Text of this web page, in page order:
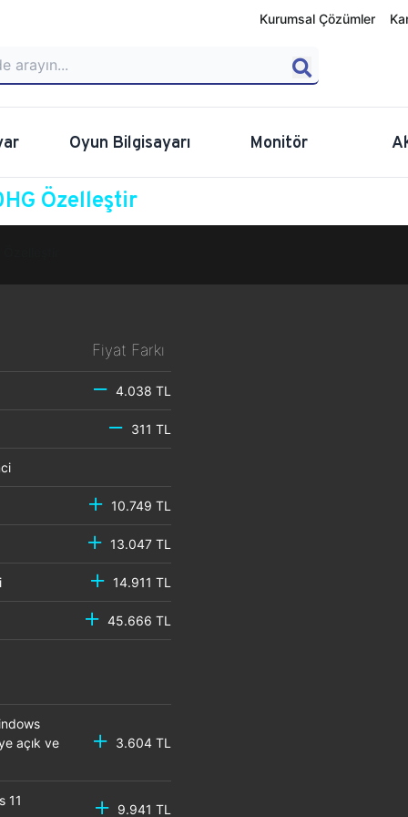
Kurumsal Çözümler
Oyun Bilgisayarı Monitör
Özelleştir
Fiyat Farkı
4.038 TL
311 TL
10.749 TL
13.047 TL
14.911 TL
45.666 TL
açık ve
3.604 TL
11
9.941 TL